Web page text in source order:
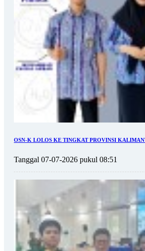
OSN-K LOLOS KE TINGKAT PROVINSI
Tanggal 07-07-2026 pukul 08:51